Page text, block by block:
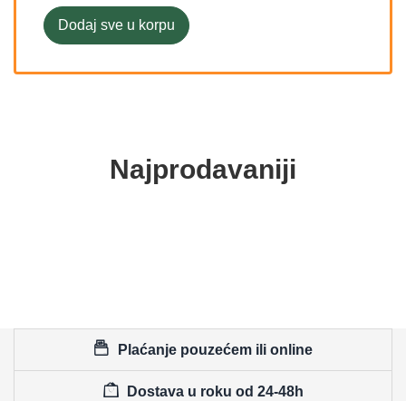
Dodaj sve u korpu
Najprodavaniji
Plaćanje pouzećem ili online
Dostava u roku od 24-48h